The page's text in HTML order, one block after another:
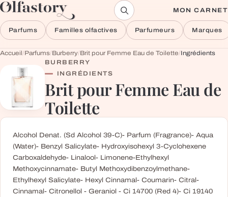
Aller au contenu MON CARNET
Parfums Familles olfactives Parfumeurs Marques
Accueil/Parfums/Burberry/Brit pour Femme Eau de Toilette/Ingrédients
BURBERRY
INGRÉDIENTS
Brit pour Femme Eau de
Toilette
Alcohol Denat. (Sd Alcohol 39-C)- Parfum (Fragrance)- Aqua
(Water)- Benzyl Salicylate- Hydroxyisohexyl 3-Cyclohexene
Carboxaldehyde- Linalool- Limonene-Ethylhexyl
Methoxycinnamate- Butyl Methoxydibenzoylmethane-
Ethylhexyl Salicylate- Hexyl Cinnamal- Coumarin- Citral-
Cinnamal- Citronellol - Geraniol - Ci 14700 (Red 4)- Ci 19140